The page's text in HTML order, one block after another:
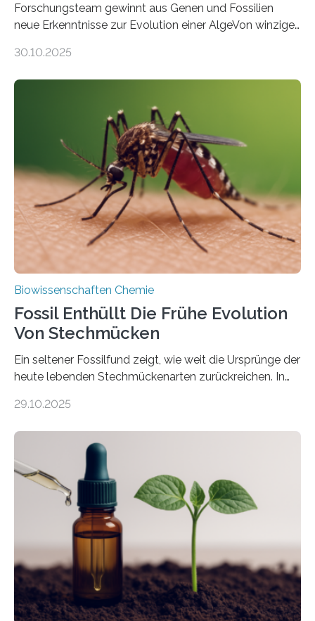
Forschungsteam gewinnt aus Genen und Fossilien
neue Erkenntnisse zur Evolution einer AlgeVon winzigen
Landpflanzen zählen zu den komplexesten
Grünalgen, die vor Hunderten von Millionen Jahren
lebten. Unter den Vorfahren sticht eine Gruppe heraus,
die noch heute in der Natur vorkommt: die
Süßwasseralge Coleochaetophyceae. Einige Arten
dieser Gruppe bilden aus Zellfäden dichte Geflechte
mit scheibenförmiger Gestalt. Was auffällig ist: Die
nächsten…
30.10.2025
Biowissenschaften Chemie
Fossil Enthüllt Die Frühe Evolution
Von Stechmücken
Ein seltener Fossilfund zeigt, wie weit die Ursprünge der
heute lebenden Stechmückenarten zurückreichen. In
Forschende die bisher älteste bekannte Stechmücken-
Region Kachin in Myanmar und hat sich in
ausgezeichnetem Zustand erhalten. Es konnte als neue
Art einer neuen Gattung beschrieben werden und trägt
nun den Namen Cretosabethes primaevus. Dieser erste
fossile Nachweis einer Stechmückenlarve in Bernstein
stellt gleichzeitig den ersten Fossilfund einer
Mückenlarve aus dem Mesozoikum dar, denn…
29.10.2025